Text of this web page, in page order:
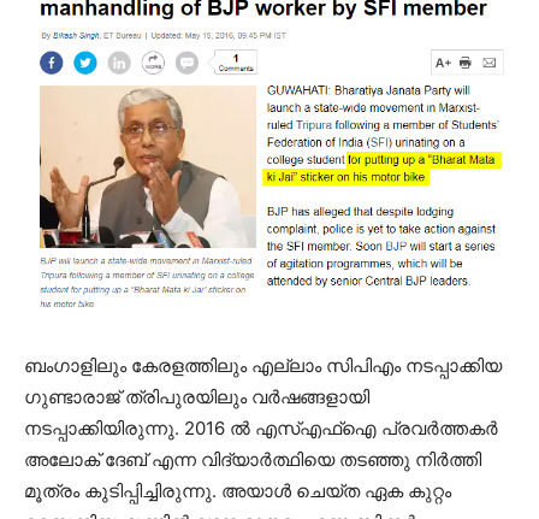
ബംഗാളിലും കേരളത്തിലും എല്ലാം സിപിഎം നടപ്പാക്കിയ
ഗുണ്ടാരാജ് ത്രിപുരയിലും വര്‍ഷങ്ങളായി
നടപ്പാക്കിയിരുന്നു. 2016 ല്‍ എസ്എഫ്‌ഐ പ്രവര്‍ത്തകര്‍
അലോക് ദേബ് എന്ന വിദ്യാര്‍ത്ഥിയെ തടഞ്ഞു നിര്‍ത്തി
മൂത്രം കുടിപ്പിച്ചിരുന്നു. അയാള്‍ ചെയ്ത ഏക കുറ്റം